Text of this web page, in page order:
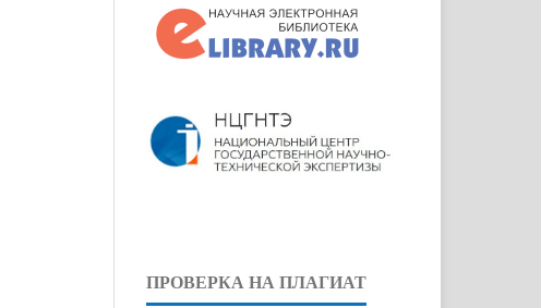
ПРОВЕРКА НА ПЛАГИАТ